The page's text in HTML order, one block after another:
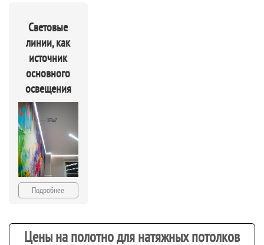
Световые
линии, как
источник
основного
освещения
Подробнее
Цены на полотно для натяжных потолков